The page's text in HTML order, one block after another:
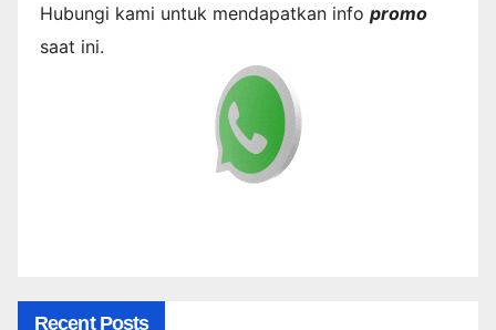
Hubungi kami untuk mendapatkan info promo
saat ini.
Recent Posts